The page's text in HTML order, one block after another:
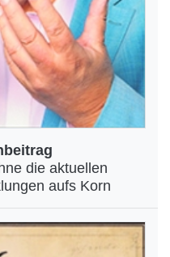
die aktuellen
aufs Korn